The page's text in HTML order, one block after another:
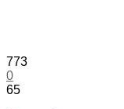
773
0
65